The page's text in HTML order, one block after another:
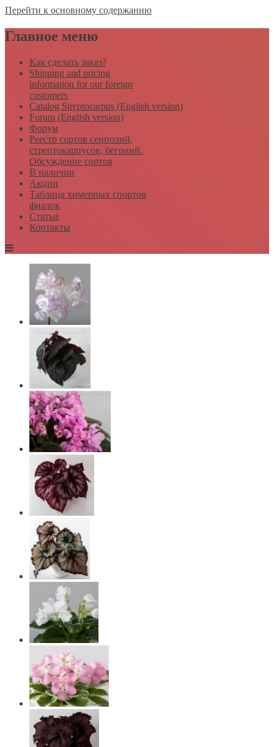
Перейти к основному содержанию
Главное меню
Как сделать заказ?
Shipping and pricing
information for our foreign
customers
Catalog Streptocarpus (English version)
Forum (English version)
Форум
Реестр сортов сенполий,
стрептокарпусов, бегоний.
Обсуждение сортов
В наличии
Акции
Таблица химерных спортов
фиалок
Статьи
Контакты